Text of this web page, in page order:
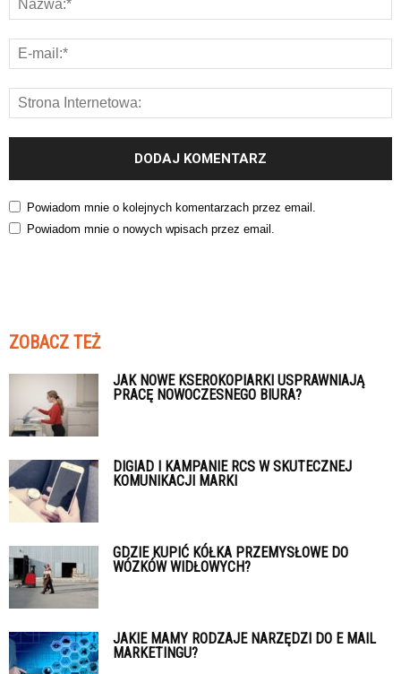
Powiadom mnie o kolejnych komentarzach przez email.
Powiadom mnie o nowych wpisach przez email.
ZOBACZ TEŻ
JAK NOWE KSEROKOPIARKI USPRAWNIAJĄ
PRACĘ NOWOCZESNEGO BIURA?
DIGIAD I KAMPANIE RCS W SKUTECZNEJ
KOMUNIKACJI MARKI
GDZIE KUPIĆ KÓŁKA PRZEMYSŁOWE DO
WÓZKÓW WIDŁOWYCH?
JAKIE MAMY RODZAJE NARZĘDZI DO E MAIL
MARKETINGU?